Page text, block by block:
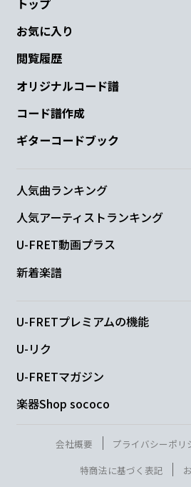
お気に入り
閲覧履歴
オリジナルコード譜
コード譜作成
ギターコードブック
人気曲ランキング
人気アーティストランキング
U-FRET動画プラス
新着楽譜
U-FRETプレミアムの機能
U-リク
U-FRETマガジン
楽器Shop sococo
会社概要 プライバシーポリ
特商法に基づく表記